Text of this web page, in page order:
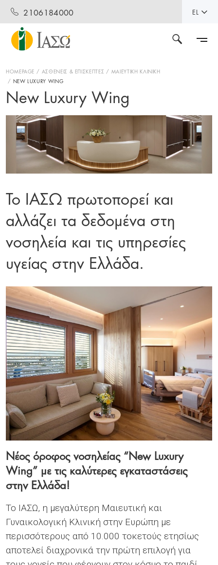
2106184000 EL
HOMEPAGE ΑΣΘΕΝΕΙΣ & ΕΠΙΣΚΕΠΤΕΣ
ΜΑΙΕΥΤΙΚΗ ΚΛΙΝΙΚΗ
NEW LUXURY WING
New Luxury Wing
Το ΙΑΣΩ πρωτοπορεί και
αλλάζει τα δεδομένα στη
νοσηλεία και τις υπηρεσίες
υγείας στην Ελλάδα.
Νέος όροφος νοσηλείας “New Luxury
Wing” με τις καλύτερες εγκαταστάσεις
στην Ελλάδα!
Το ΙΑΣΩ, η μεγαλύτερη Μαιευτική και
Γυναικολογική Κλινική στην Ευρώπη με
περισσότερους από 10.000 τοκετούς ετησίως
αποτελεί διαχρονικά την πρώτη επιλογή για